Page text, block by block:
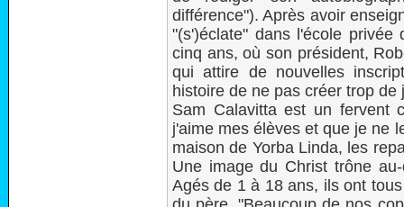
différence"). Après avoir
"(s')éclate" dans l'école
cinq ans, où son président,
qui attire de nouvelles
histoire de ne pas créer trop
Sam Calavitta est un fervent
j'aime mes élèves et que je ne
maison de Yorba Linda, les
Une image du Christ trône
Agés de 1 à 18 ans, ils ont